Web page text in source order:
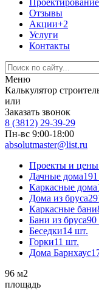
Проектирование
Отзывы
Акции+2
Услуги
Контакты
Меню
Калькулятор
или
Заказать звонок
8 (3812) 29-39-29
Пн-вс 9:00-18:00
absolutmaster@list.ru
Проекты и цены
Дачные дома
Каркасные дома
Дома из бруса
Каркасные бани
Бани из бруса90
Беседки14 шт.
Горки11 шт.
Дома Барнхаус
96 м2
площадь